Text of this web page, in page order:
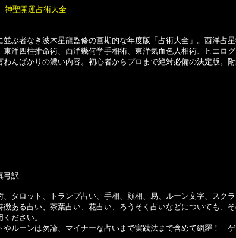
聖開運占術大全
ぶ者なき波木星龍監修の画期的な年度版「占術大全」。西洋占
洋四柱推命術、西洋幾何学手相術、東洋気血色人相術、ヒエロ
んばかりの濃い内容。初心者からプロまで絶対必備の決定版。
弓訳
タロット、トランプ占い、手相、顔相、易、ルーン文字、スク
ある占い、茶葉占い、花占い、ろうそく占いなどについても、
ださい。
ルーンは勿論、マイナーな占いまで実践法まで含めて網羅！ ゲ